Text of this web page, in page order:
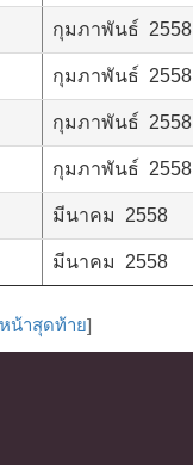
กุมภาพันธ์ 2558
กุมภาพันธ์ 2558
กุมภาพันธ์ 2558
กุมภาพันธ์ 2558
มีนาคม 2558
มีนาคม 2558
น้าสุดท้าย]